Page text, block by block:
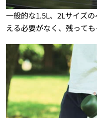
一般的な1.5L、2Lサイズ
える必要がなく、残っても